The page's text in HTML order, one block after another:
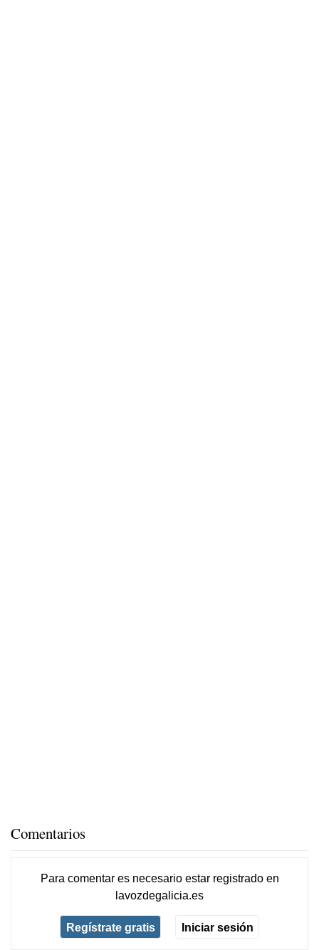
Comentarios
Para comentar es necesario estar registradoen
lavozdegalicia.es
Regístrate gratis Iniciar sesión